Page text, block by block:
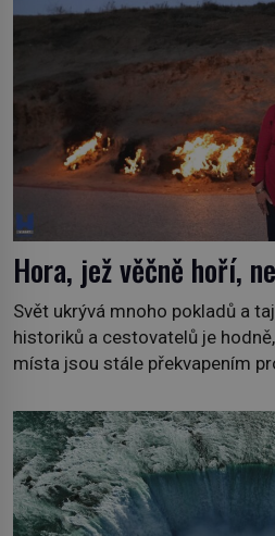
prozkoumáme, jaká další
Hora, jež věčně hoří,
Svět ukrývá mnoho pokladů a
historiků a cestovatelů je
místa jsou stále překvapením
Albánie či úchvatná atmosféra
která nám mají co nabídnout a
historička Bettany Hughes, se
pozoruhodné úkazy, o kterých
neslyšeli. Hora, […]